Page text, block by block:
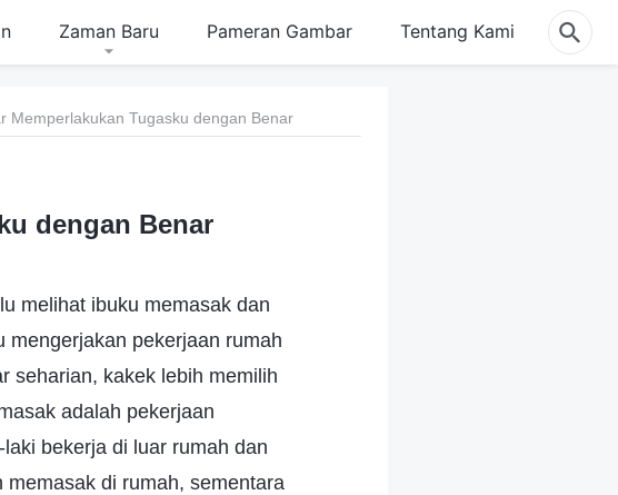
Zaman Baru Pameran Gambar Tentang Kami
Memperlakukan Tugasku dengan Benar
dengan Benar
melihat ibuku memasak dan
mengerjakan pekerjaan rumah
seharian, kakek lebih memilih
adalah pekerjaan
bekerja di luar rumah dan
di rumah, sementara